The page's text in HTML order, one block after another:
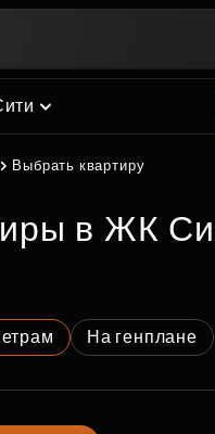
Выбрать квартиру
На генплане